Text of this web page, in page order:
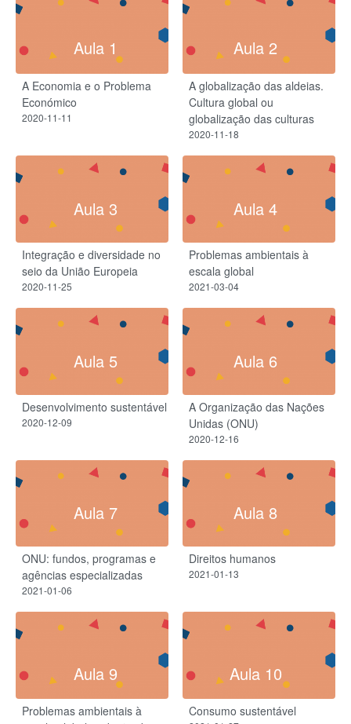
Aula 1
A Economia e o Problema
Económico
2020-11-11
Aula 2
A globalização das aldeias.
Cultura global ou
globalização das culturas
2020-11-18
Aula 3
Integração e diversidade no
seio da União Europeia
2020-11-25
Aula 4
Problemas ambientais à
escala global
2021-03-04
Aula 5
Desenvolvimento sustentável
2020-12-09
Aula 6
A Organização das Nações
Unidas (ONU)
2020-12-16
Aula 7
ONU: fundos, programas e
agências especializadas
2021-01-06
Aula 8
Direitos humanos
2021-01-13
Aula 9
Problemas ambientais à
Aula 10
Consumo sustentável